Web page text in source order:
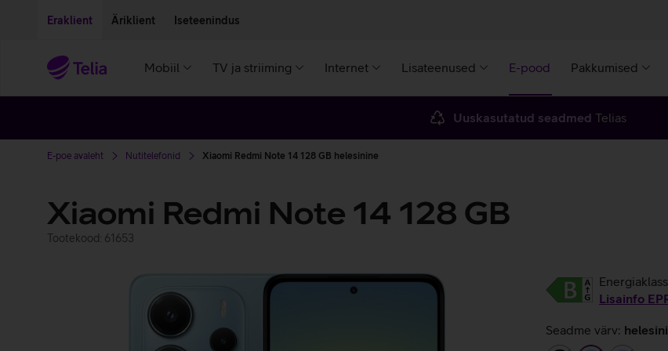
Eraklient Äriklient Iseteenindus
Mobiil TV ja striiming Internet Lisateenused E-pood Pakkumised
Uuskasutatud seadmed Telias
E-poe avaleht Nutitelefonid Xiaomi Redmi Note 14 128 GB helesinine
Xiaomi Redmi Note 14 128 GB
Tootekood: 61653
Lisainfo
Seadme värv: